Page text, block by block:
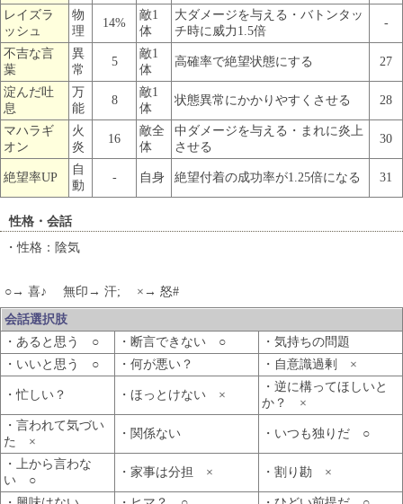
レイズラ
ッシュ
物
理
14%
敵1
体
大ダメージを与える・バトンタッ
チ時に威力1.5倍
-
不吉な言
葉
異
常
5
敵1
体
高確率で絶望状態にする 27
淀んだ吐
息
万
能
8
敵1
体
状態異常にかかりやすくさせる 28
マハラギ
オン
火
炎
16
敵全
体
中ダメージを与える・まれに炎上
させる
30
絶望率UP
自
動
- 自身 絶望付着の成功率が1.25倍になる 31
性格・会話
・性格：陰気
○→ 喜♪ 無印→ 汗; ×→ 怒#
会話選択肢
・あると思う ○
・断言できない ○
・気持ちの問題
・いいと思う ○
・何が悪い？ ・自意識過剰 ×
・忙しい？ ・ほっとけない ×
・逆に構ってほしいと
か？ ×
・言われて気づい
た ×
・関係ない ・いつも独りだ ○
・上から言わな
い ○
・家事は分担 × ・割り勘 ×